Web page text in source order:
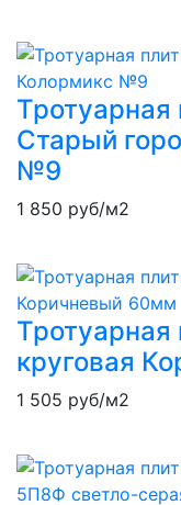
Тротуарная
Старый
№9
1 850 руб/м2
Тротуарная
круговая
1 505 руб/м2